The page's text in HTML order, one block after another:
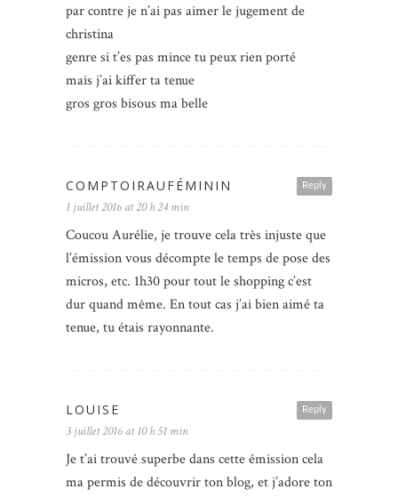
par contre je n’ai pas aimer le jugement de
christina
genre si t’es pas mince tu peux rien porté
mais j’ai kiffer ta tenue
gros gros bisous ma belle
Reply
COMPTOIRAUFÉMININ
1 juillet 2016 at 20 h 24 min
Coucou Aurélie, je trouve cela très injuste que
l’émission vous décompte le temps de pose des
micros, etc. 1h30 pour tout le shopping c’est
dur quand même. En tout cas j’ai bien aimé ta
tenue, tu étais rayonnante.
Reply
LOUISE
3 juillet 2016 at 10 h 51 min
Je t’ai trouvé superbe dans cette émission cela
ma permis de découvrir ton blog, et j’adore ton